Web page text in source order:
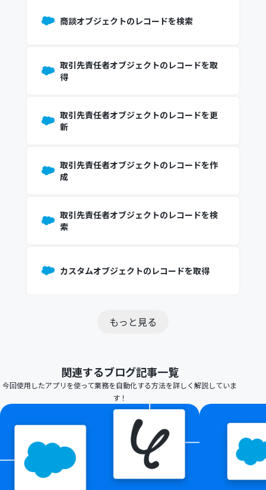
商談オブジェクトのレコードを検索
取引先責任者オブジェクトのレコードを取
得
取引先責任者オブジェクトのレコードを更
新
取引先責任者オブジェクトのレコードを作
成
取引先責任者オブジェクトのレコードを検
索
カスタムオブジェクトのレコードを取得
もっと見る
関連するブログ記事一覧
今回使用したアプリを使って業務を自動化する方法を詳しく解説していま
す！